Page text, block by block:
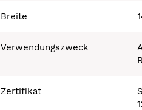
Breite
Verwendungszweck
Zertifikat